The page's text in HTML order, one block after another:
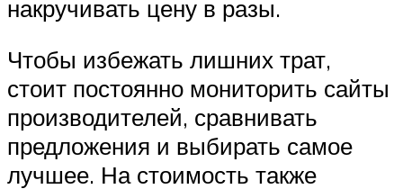
накручивать цену в разы.
Чтобы избежать лишних трат,
стоит постоянно мониторить сайты
производителей, сравнивать
предложения и выбирать самое
лучшее. На стоимость также